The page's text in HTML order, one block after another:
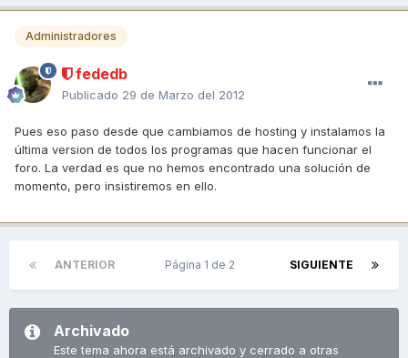
Administradores
fededb
Publicado 29 de Marzo del 2012
Pues eso paso desde que cambiamos de hosting y instalamos la
última version de todos los programas que hacen funcionar el
foro. La verdad es que no hemos encontrado una solución de
momento, pero insistiremos en ello.
ANTERIOR SIGUIENTE
Página 1 de 2
Archivado
Este tema ahora está archivado y cerrado a otras